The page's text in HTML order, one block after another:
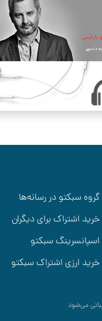
گروه سبکتو در رسانه‌ها
خرید اشتراک برای دیگران
اسپانسرینگ سبکتو
خرید ارزی اشتراک سبکتو
می‌شود